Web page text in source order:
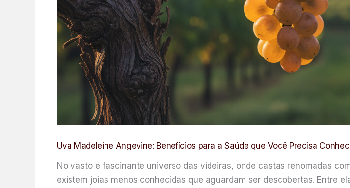
Uva Madeleine Angevine: Benefícios para a Saúde que Você Precisa
No vasto e fascinante universo das videiras, onde castas renomadas
existem joias menos conhecidas que aguardam ser descobertas. Entre